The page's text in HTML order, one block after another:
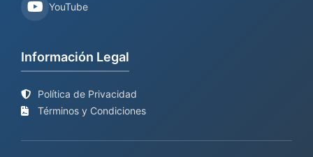
YouTube
Información Legal
Política de Privacidad
Términos y Condiciones